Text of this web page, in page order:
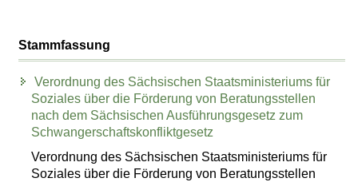
Stammfassung
Verordnung des Sächsischen Staatsministeriums für
Soziales über die Förderung von Beratungsstellen
nach dem Sächsischen Ausführungsgesetz zum
Schwangerschaftskonfliktgesetz
Verordnung des Sächsischen Staatsministeriums für
Soziales über die Förderung von Beratungsstellen